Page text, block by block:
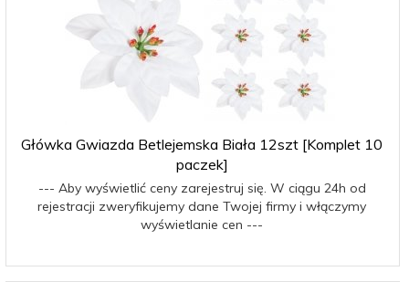
Główka Gwiazda Betlejemska Biała 12szt [Komplet 10
paczek]
--- Aby wyświetlić ceny zarejestruj się. W ciągu 24h od
rejestracji zweryfikujemy dane Twojej firmy i włączymy
wyświetlanie cen ---